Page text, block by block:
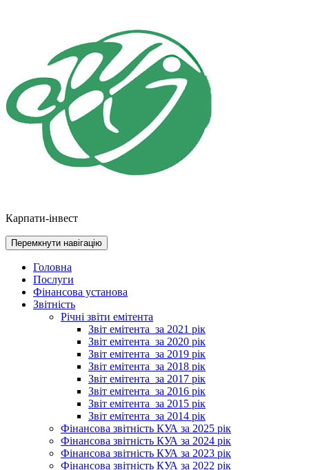
Карпати-інвест
Перемкнути навігацію
Головна
Послуги
Фінансова установа
Звітність
Річні звіти емітента
Звіт емітента_за 2021 рік
Звіт емітента_за 2020 рік
Звіт емітента_за 2019 рік
Звіт емітента_за 2018 рік
Звіт емітента_за 2017 рік
Звіт емітента_за 2016 рік
Звіт емітента_за 2015 рік
Звіт емітента_за 2014 рік
Фінансова звітність КУА за 2025 рік
Фінансова звітність КУА за 2024 рік
Фінансова звітність КУА за 2023 рік
Фінансова звітність КУА за 2022 рік